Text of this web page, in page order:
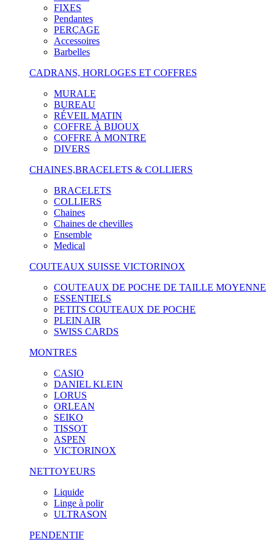
FIXES
Pendantes
PERÇAGE
Accessoires
Barbelles
CADRANS, HORLOGES ET COFFRES
MURALE
BUREAU
RÉVEIL MATIN
COFFRE À BIJOUX
COFFRE À MONTRE
DIVERS
CHAINES,BRACELETS & COLLIERS
BRACELETS
COLLIERS
Chaines
Chaines de chevilles
Ensemble
Medical
COUTEAUX SUISSE VICTORINOX
COUTEAUX DE POCHE DE TAILLE MOYENNE
ESSENTIELS
PETITS COUTEAUX DE POCHE
PLEIN AIR
SWISS CARDS
MONTRES
CASIO
DANIEL KLEIN
LORUS
ORLEAN
SEIKO
TISSOT
ASPEN
VICTORINOX
NETTOYEURS
Liquide
Linge à polir
ULTRASON
PENDENTIF